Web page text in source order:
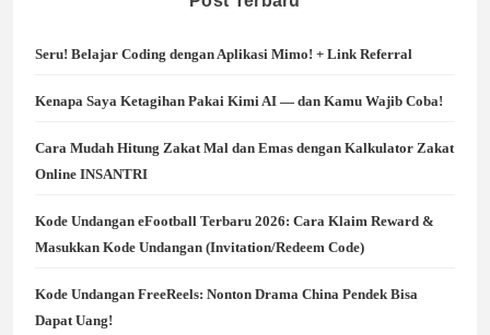
Seru! Belajar Coding dengan Aplikasi Mimo! + Link Referral
Kenapa Saya Ketagihan Pakai Kimi AI — dan Kamu Wajib Coba!
Cara Mudah Hitung Zakat Mal dan Emas dengan Kalkulator Zakat
Online INSANTRI
Kode Undangan eFootball Terbaru 2026: Cara Klaim Reward &
Masukkan Kode Undangan (Invitation/Redeem Code)
Kode Undangan FreeReels: Nonton Drama China Pendek Bisa
Dapat Uang!